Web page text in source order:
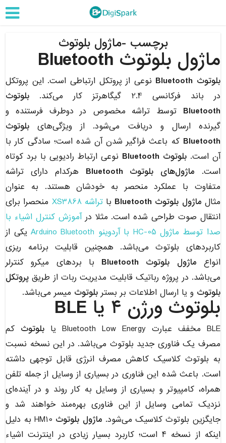
برچسب -ماژول بلوتوث
ماژول بلوتوث Bluetooth
بلوتوث Bluetooth
نوعی از پروتکل ارتباطی است. این پروتکل
در باند فرکانسی 2.4 گیگاهرتز کار می‌کند.
بلوتوث
Bluetooth توسط تراشه مخصوص در دوطرف فرستنده و
گیرنده ارسال و دریافت می‌شود. از ویژگی‌های بلوتوث
Bluetooth که باعث فراگیر شدن آن شده است؛ سادگی کار با
آن است.بلوتوث Bluetooth
نوعی ارتباط رادیویی با برد کوتاه
است. ماژول‌های بلوتوث Bluetooth
هرکدام دارای تراشه
متفاوت با عملکرد منحصر به خودشان هستند. به عنوان
مثال ماژول بلوتوث Bluetooth باتراشه XS3868
منحصرا برای
انتقال صوت طراحی شده است. مثلا درآموزش کنترل اشیاء با
صدا توسط ماژول HC-05 با آردوینو Arduino Bluetooth
یکی از
کاربردهای بلوتوث می‌باشد. همچنین قابلیت برنامه ریزی
انواع ماژول بلوتوث Bluetooth
با بردهای میکرو کنترلر
می‌باشد. در پروژه رباتیک قابلیت مدیریت ربات از طریق پروتکل
بلوتوث و یا ارسال اطلاعات بر بستربلوتوث میسر می‌باشد.
بلوتوث ورژن ۴ یا BLE
BLE مخفف عبارت Bluetooth Low Energy یا بلوتوث کم
مصرف یک فناوری جدید بلوتوث می‌باشد. در این نسخه نسبت
به بلوتوث کلاسیک کاهش مصرف انرژی قابل توجهی داشته
است. باعث شده این فناوری در بسیاری از وسایل از جمله تلفن
همراه، کامپیوتر و بسیاری از وسایل به کار روند و در آینده‌ای
نزدیک تمامی وسایل از این فناوری بهره‌مند خواهند شد و
جایگزین بلوتوث کلاسیک می‌شود. ماژول بلوتوث
HM10 به دلیل
اینکه از نسخه ۴ است؛ کاربرد بسیار زیادی در اینترنت اشیاء